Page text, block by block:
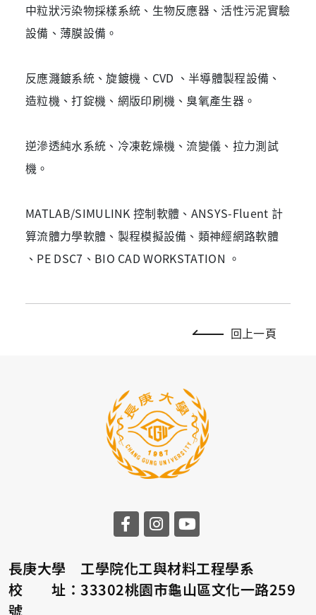
中粒狀污染物採樣系統、生物反應器、活性污泥實驗
設備、薄膜設備。
反應濺鍍系統、旋鍍機、CVD 、半導體製程設備、
造粒機、打錠機、網版印刷機、臭氧產生器。
逆滲透純水系統、冷凍乾燥機、流變儀、拉力測試
機。
MATLAB/SIMULINK 控制軟體、ANSYS-Fluent 計
算流體力學軟體、製程模擬設備、類神經網路軟體
、PE DSC7、BIO CAD WORKSTATION 。
回上一頁
長庚大學 工學院化工與材料工程學系
校 址：33302桃園市龜山區文化一路259
號